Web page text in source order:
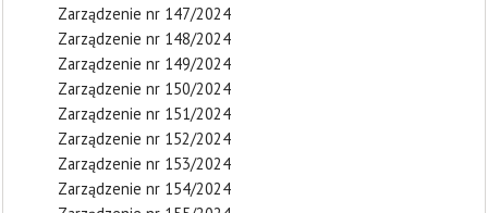
Zarządzenie nr 147/2024
Zarządzenie nr 148/2024
Zarządzenie nr 149/2024
Zarządzenie nr 150/2024
Zarządzenie nr 151/2024
Zarządzenie nr 152/2024
Zarządzenie nr 153/2024
Zarządzenie nr 154/2024